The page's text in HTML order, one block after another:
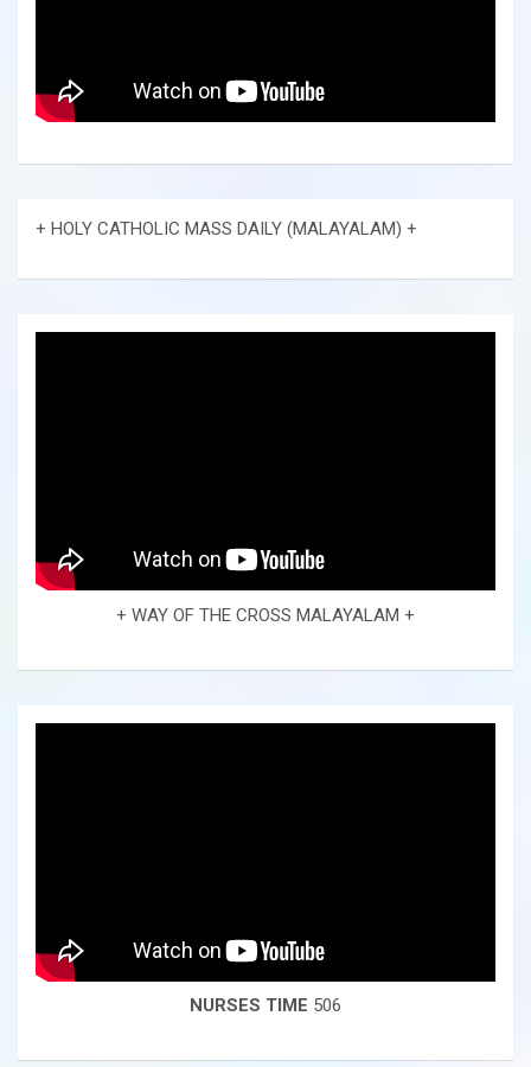
+ HOLY CATHOLIC MASS DAILY (MALAYALAM) +
+ WAY OF THE CROSS MALAYALAM +
NURSES TIME 506